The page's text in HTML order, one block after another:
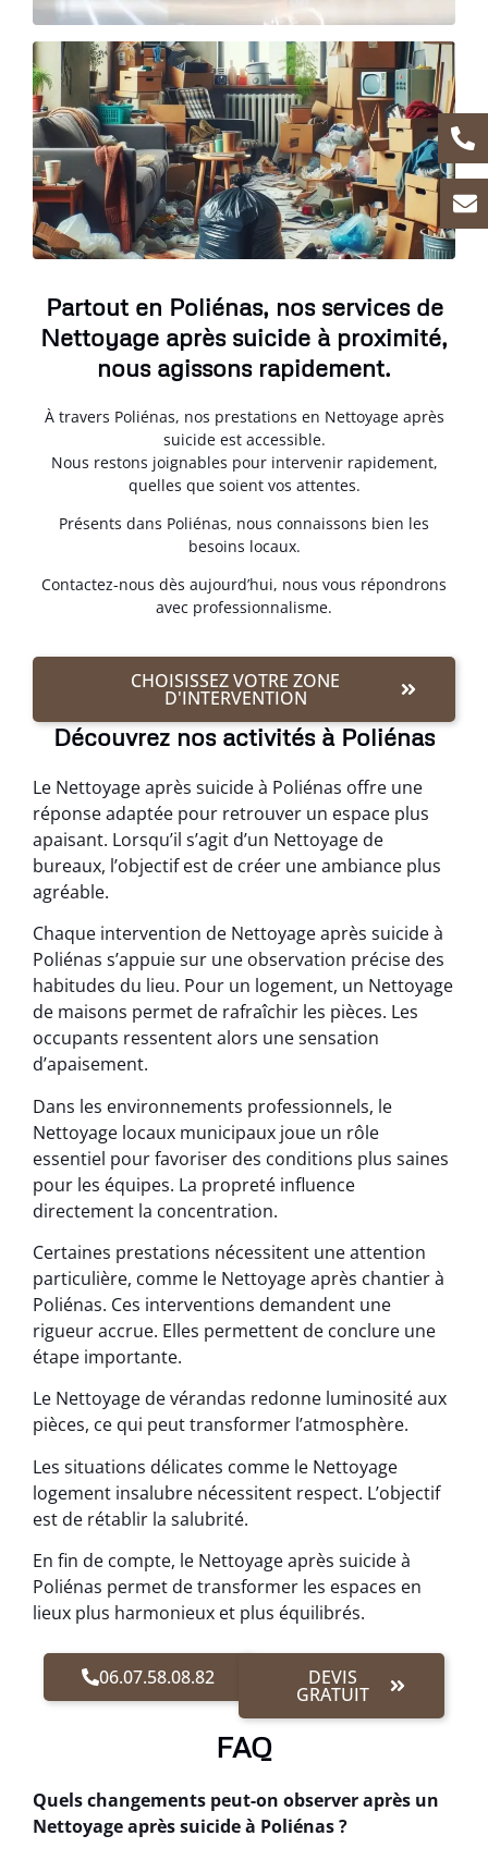
Partout en Poliénas, nos services de
Nettoyage après suicide à proximité,
nous agissons rapidement.
À travers Poliénas, nos prestations en Nettoyage après
suicide est accessible.
Nous restons joignables pour intervenir rapidement,
quelles que soient vos attentes.
Présents dans Poliénas, nous connaissons bien les
besoins locaux.
Contactez-nous dès aujourd’hui, nous vous répondrons
avec professionnalisme.
CHOISISSEZ VOTRE ZONE
D'INTERVENTION
Découvrez nos activités à Poliénas
Le Nettoyage après suicide à Poliénas offre une
réponse adaptée pour retrouver un espace plus
apaisant. Lorsqu’il s’agit d’un Nettoyage de
bureaux, l’objectif est de créer une ambiance plus
agréable.
Chaque intervention de Nettoyage après suicide à
Poliénas s’appuie sur une observation précise des
habitudes du lieu. Pour un logement, un Nettoyage
de maisons permet de rafraîchir les pièces. Les
occupants ressentent alors une sensation
d’apaisement.
Dans les environnements professionnels, le
Nettoyage locaux municipaux joue un rôle
essentiel pour favoriser des conditions plus saines
pour les équipes. La propreté influence
directement la concentration.
Certaines prestations nécessitent une attention
particulière, comme le Nettoyage après chantier à
Poliénas. Ces interventions demandent une
rigueur accrue. Elles permettent de conclure une
étape importante.
Le Nettoyage de vérandas redonne luminosité aux
pièces, ce qui peut transformer l’atmosphère.
Les situations délicates comme le Nettoyage
logement insalubre nécessitent respect. L’objectif
est de rétablir la salubrité.
En fin de compte, le Nettoyage après suicide à
Poliénas permet de transformer les espaces en
lieux plus harmonieux et plus équilibrés.
06.07.58.08.82 DEVIS
GRATUIT
FAQ
Quels changements peut-on observer après un
Nettoyage après suicide à Poliénas ?